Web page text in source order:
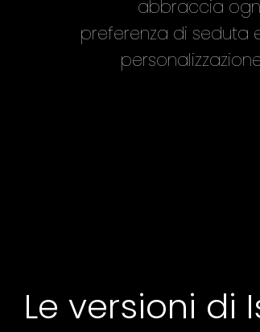
abbraccia
preferenza di seduta
Le versioni di